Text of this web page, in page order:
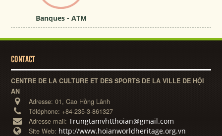
Banques - ATM
CONTACT
CENTRE DE LA CULTURE ET DES SPORTS DE LA VILLE DE HỘI
AN
Adresse:01, Cao Hồng Lãnh
Téléphone:+84-235-3-861327
Adresse mail:Trungtamvhtthoian@gmail.com
Site Web: http://www.hoianworldheritage.org.vn